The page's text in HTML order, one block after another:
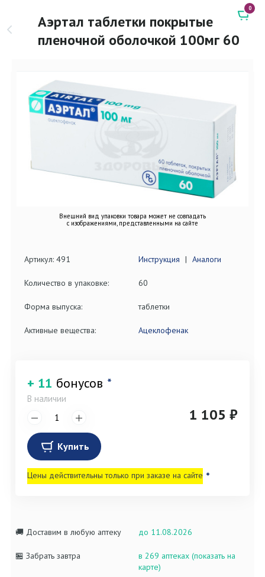
Аэртал таблетки покрытые
пленочной оболочкой 100мг 60
0
Внешний вид упаковки товара может не совпадать
с изображениями, представленными на сайте
Артикул: 491 Инструкция | Аналоги
Количество в упаковке: 60
Форма выпуска: таблетки
Активные вещества: Ацеклофенак
+ 11 бонусов *
В наличии
1 105 ₽
Купить
Цены действительны только при заказе на сайте *
🚚 Доставим в любую аптеку до 11.08.2026
🏪 Забрать завтра
в 269 аптеках (показать на
карте)